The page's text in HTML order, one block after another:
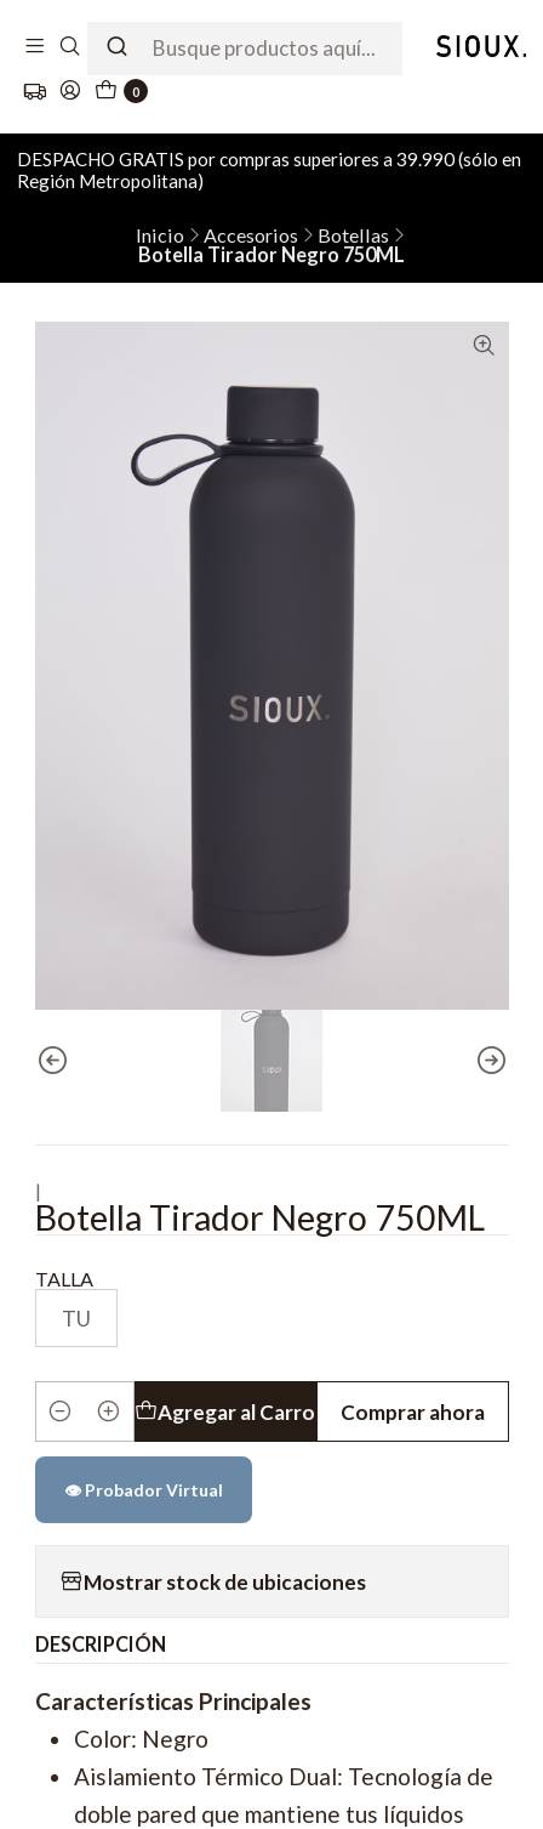
0
DESPACHO GRATIS por compras superiores a 39.990 (sólo en
Región Metropolitana)
Inicio Accesorios
Botellas
Botella Tirador Negro 750ML
|
Botella Tirador Negro 750ML
TALLA
TU
Cantidad
Agregar al Carro Comprar ahora
👁️ Probador Virtual
Mostrar stock de ubicaciones
DESCRIPCIÓN
Características Principales
Color: Negro
Aislamiento Térmico Dual: Tecnología de
doble pared que mantiene tus líquidos